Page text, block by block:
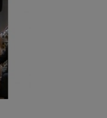
(np. podmioty
stosownych
Powiatowym w
dla których
(np. usługi